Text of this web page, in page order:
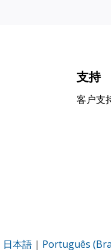
支持
客户支
日本語 | Português